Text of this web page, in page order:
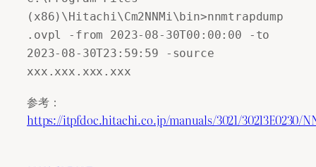
(x86)\Hitachi\Cm2NNMi\bin>nnmtrapdump
.ovpl -from 2023-08-30T00:00:00 -to
2023-08-30T23:59:59 -source
xxx.xxx.xxx.xxx
参考：
https://itpfdoc.hitachi.co.jp/manuals/3021/30213E0230/